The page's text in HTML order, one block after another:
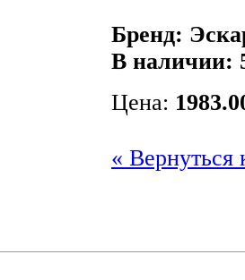
Бренд:
В наличии:
Цена:
« Вернуться